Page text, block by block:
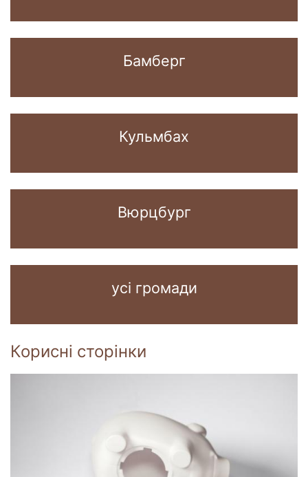
Бамберг
Кульмбах
Вюрцбург
усі громади
Корисні сторінки